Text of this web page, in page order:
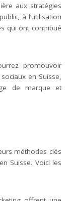
aux stratégies
à l’utilisation
qui ont contribué
promouvoir
en Suisse,
de marque et
méthodes clés
Suisse. Voici les